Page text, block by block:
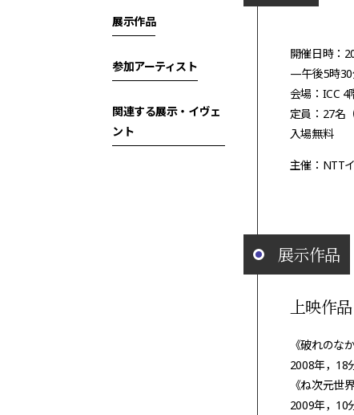
展示作品
参加アーティスト
関連する展示・イヴェ
ント
開催日時：
—午後5時
会場：ICC 4
定員：27名
入場無料
主催：NTT
展示作品
上映作品
《破れのな
2008年，18
《ね次元世
2009年，10